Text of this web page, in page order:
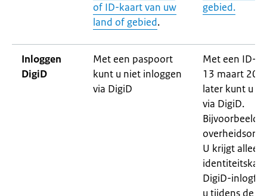
of ID-kaart van uw
land of gebied.
gebied.
Inloggen
DigiD
Met een paspoort
kunt u niet inloggen
via DigiD
Met een ID-
13 maart
later kunt u
via DigiD.
Bijvoorbeeld
U krijgt alleen
DigiD-
u tijdens de